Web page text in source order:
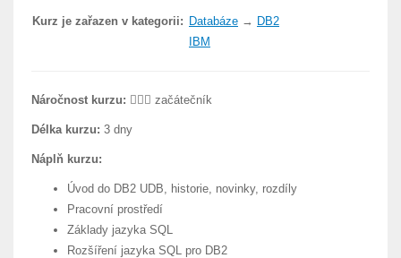
Kurz je zařazen v kategorii: Databáze → DB2
IBM
Náročnost kurzu: začátečník
Délka kurzu: 3 dny
Náplň kurzu:
Úvod do DB2 UDB, historie, novinky, rozdíly
Pracovní prostředí
Základy jazyka SQL
Rozšíření jazyka SQL pro DB2